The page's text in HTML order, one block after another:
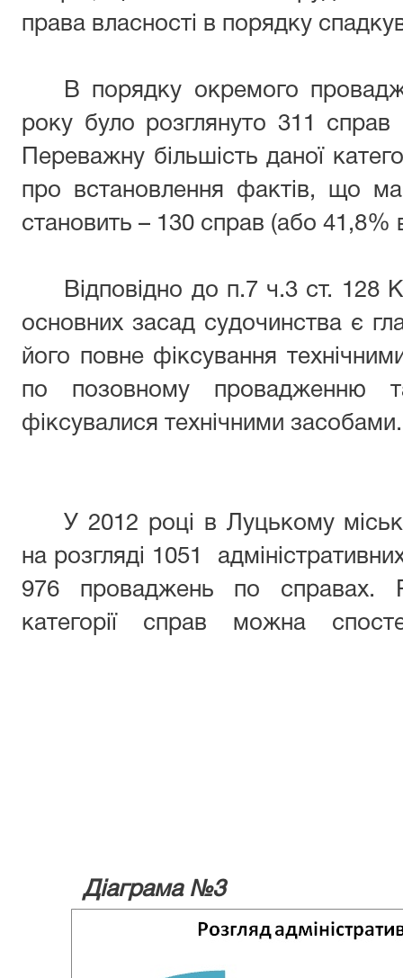
права власності в порядку
В порядку окремого
року було розглянуто 311
Переважну більшість даної
про встановлення фактів, що
становить – 130 справ (або 41,8%
Відповідно до п.7 ч.3 ст. 128
основних засад судочинства є
його повне фіксування
по позовному
фіксувалися технічними засобами.
У 2012 році в Луцькому
на розгляді 1051
976 проваджень по справах.
категорії справ можна
Діаграма №3